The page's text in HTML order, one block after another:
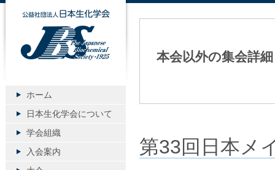
本会以外の集会詳細
第33回日本メ
公益社団法人日本生化学会
ホーム
日本生化学会について
学会組織
入会案内